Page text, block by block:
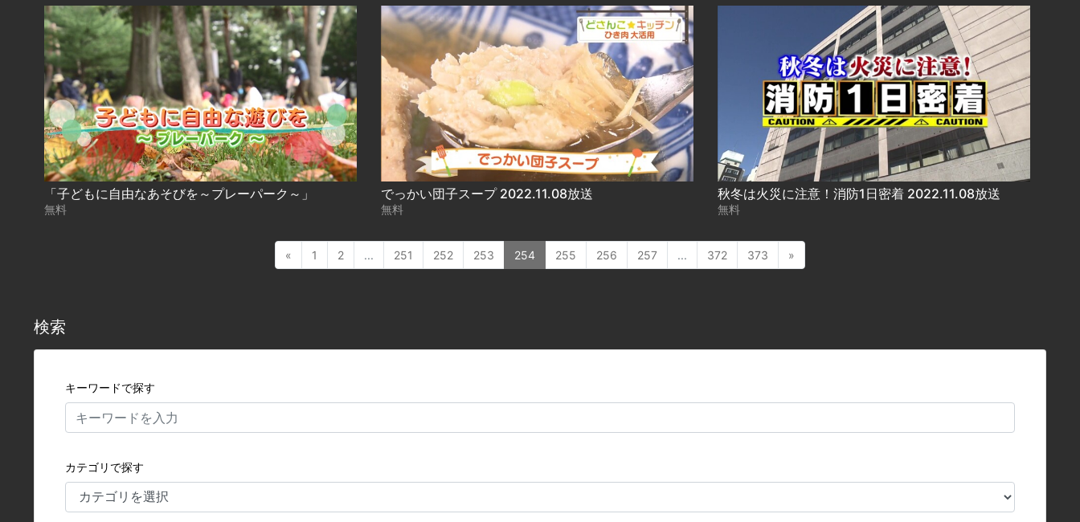
「子どもに自由なあそびを～プレーパーク～」
無料
でっかい団子スープ 2022.11.08放送
無料
秋冬は火災に注意！消防1日密着 2022.11.08放送
無料
« 1 2 ... 251 252 253 254 255 256 257 ... 372 373 »
検索
キーワードで探す
カテゴリで探す